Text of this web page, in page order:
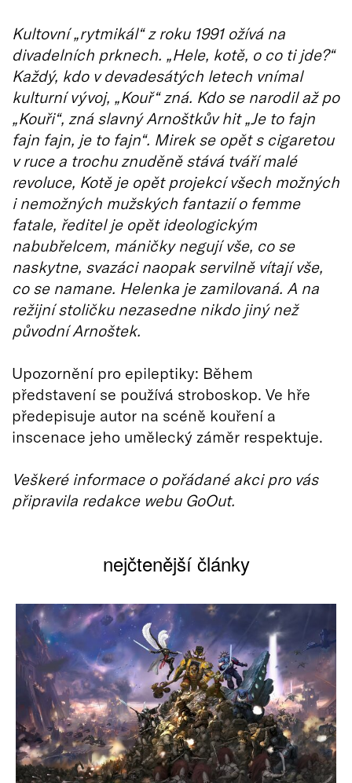
Kultovní „rytmikál“ z roku 1991 ožívá na
divadelních prknech. „Hele, kotě, o co ti jde?“
Každý, kdo v devadesátých letech vnímal
kulturní vývoj, „Kouř“ zná. Kdo se narodil až po
„Kouři“, zná slavný Arnoštkův hit „Je to fajn
fajn fajn, je to fajn“. Mirek se opět s cigaretou
v ruce a trochu znuděně stává tváří malé
revoluce, Kotě je opět projekcí všech možných
i nemožných mužských fantazií o femme
fatale, ředitel je opět ideologickým
nabubřelcem, máničky negují vše, co se
naskytne, svazáci naopak servilně vítají vše,
co se namane. Helenka je zamilovaná. A na
režijní stoličku nezasedne nikdo jiný než
původní Arnoštek.
Upozornění pro epileptiky: Během
představení se používá stroboskop. Ve hře
předepisuje autor na scéně kouření a
inscenace jeho umělecký záměr respektuje.
Veškeré informace o pořádané akci pro vás
připravila redakce webu GoOut.
nejčtenější články